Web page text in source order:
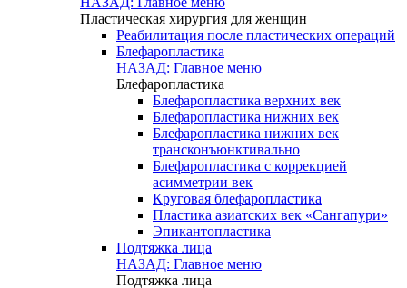
Пластическая хирургия для женщин
Реабилитация после пластических операций
Блефаропластика
НАЗАД: Главное меню
Блефаропластика
Блефаропластика верхних век
Блефаропластика нижних век
Блефаропластика нижних век
трансконъюнктивально
Блефаропластика с коррекцией
асимметрии век
Круговая блефаропластика
Пластика азиатских век «Сангапури»
Эпикантопластика
Подтяжка лица
НАЗАД: Главное меню
Подтяжка лица